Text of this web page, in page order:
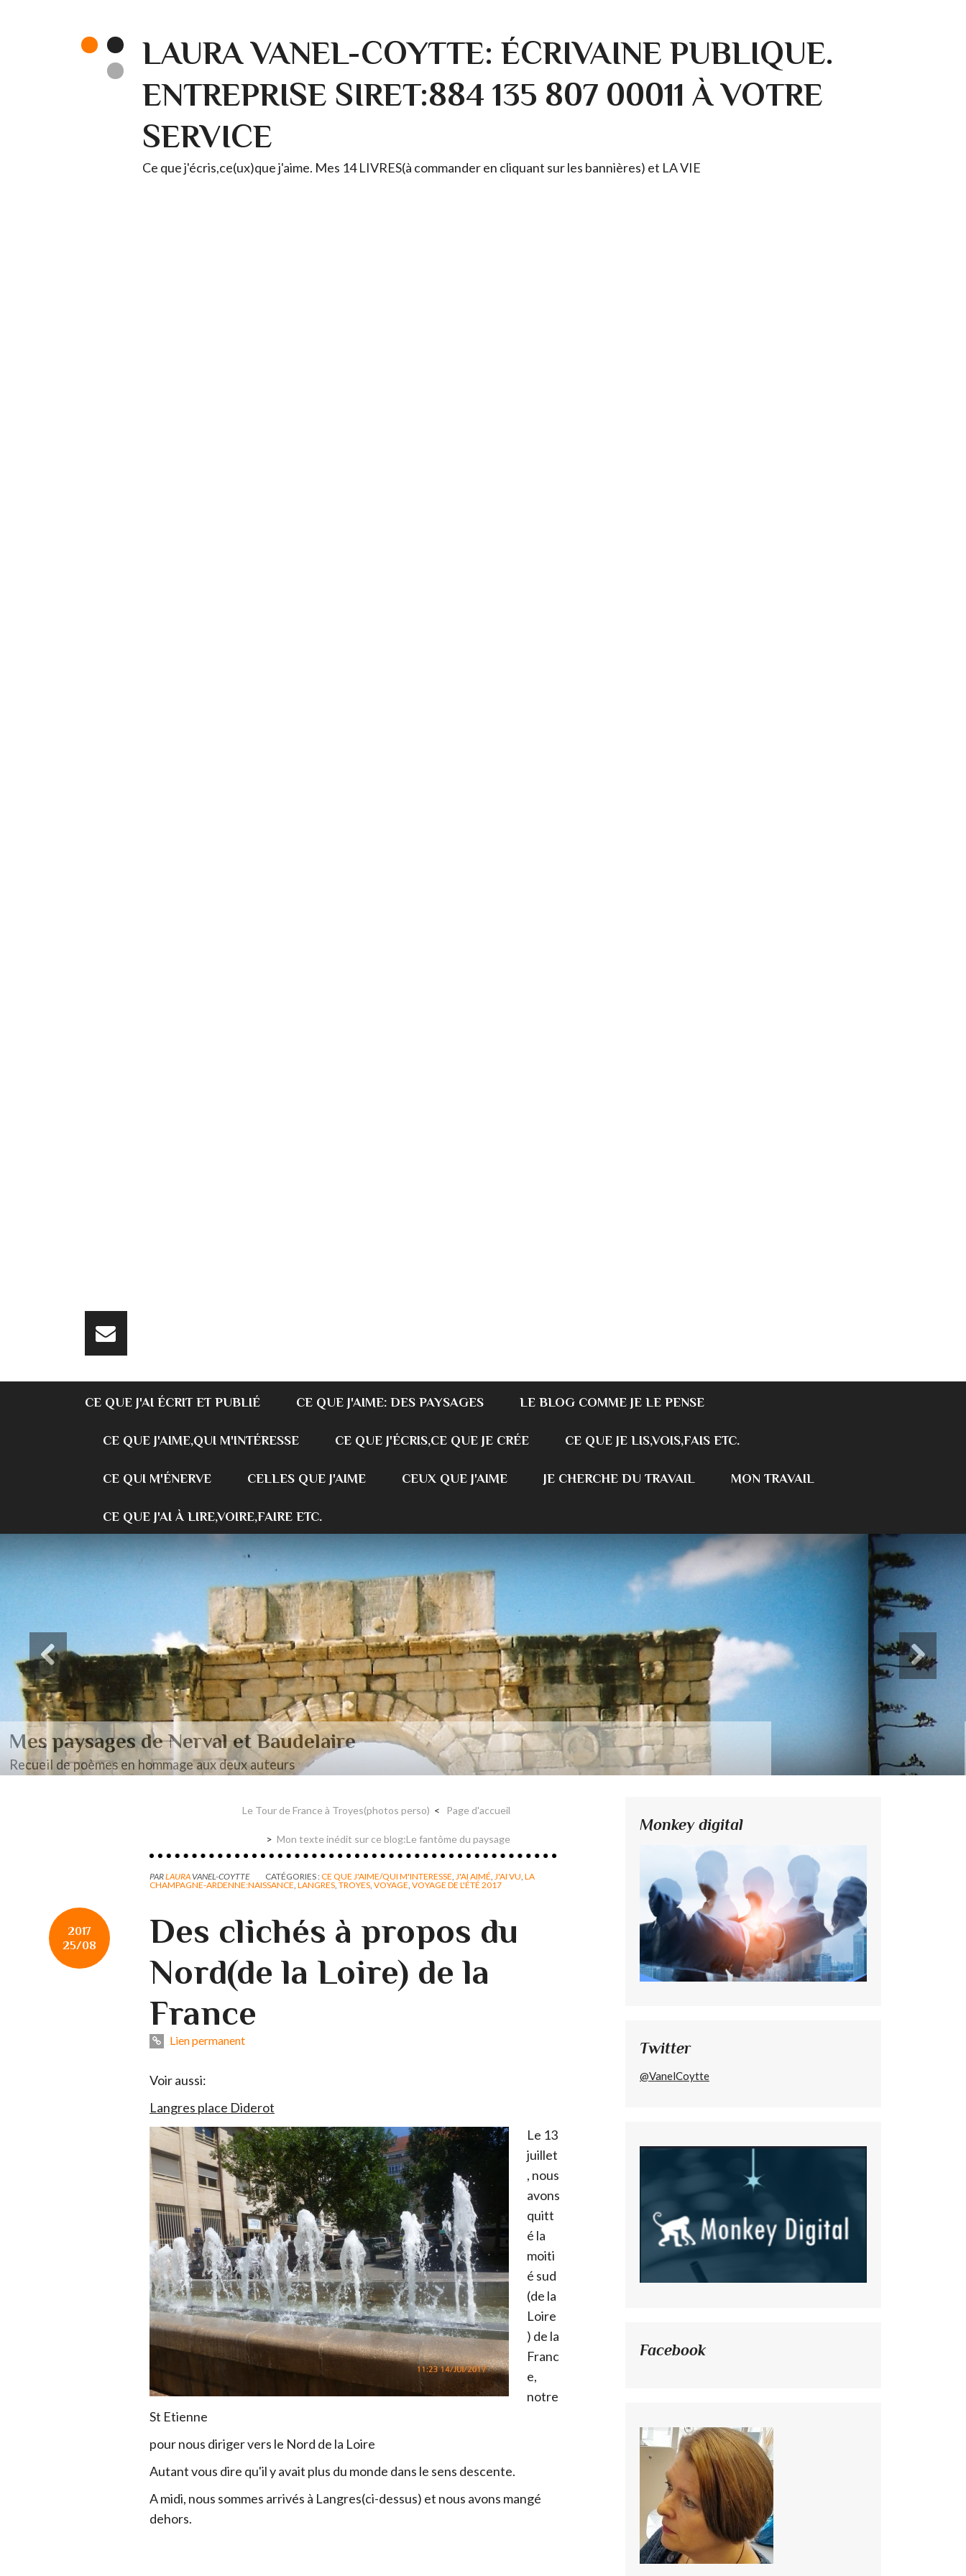
LAURA VANEL-COYTTE: ÉCRIVAINE PUBLIQUE.
ENTREPRISE SIRET:884 135 807 00011 À VOTRE
SERVICE
Ce que j'écris,ce(ux)que j'aime. Mes 14 LIVRES(à commander en cliquant sur les bannières) et LA VIE
CE QUE J'AI ÉCRIT ET PUBLIÉ CE QUE J'AIME: DES PAYSAGES LE BLOG COMME JE LE PENSE
CE QUE J'AIME,QUI M'INTÉRESSE CE QUE J'ÉCRIS,CE QUE JE CRÉE CE QUE JE LIS,VOIS,FAIS ETC.
CE QUI M'ÉNERVE CELLES QUE J'AIME CEUX QUE J'AIME JE CHERCHE DU TRAVAIL MON TRAVAIL
CE QUE J'AI À LIRE,VOIRE,FAIRE ETC.
Des paysages de Baudelaire et Nerval
Mon mémoire de maîtrise
Le Tour de France à Troyes(photos perso) Page d'accueil
Mon texte inédit sur ce blog:Le fantôme du paysage
PARLAURA VANEL-COYTTE CATÉGORIES :CE QUE J'AIME/QUI M'INTERESSE J'AI AIMÉ J'AI VU LA
CHAMPAGNE-ARDENNE:NAISSANCE LANGRES TROYES VOYAGE VOYAGE DE L'ÉTÉ 2017
2017
25/08
Des clichés à propos du
Nord(de la Loire) de la
France
Lien permanent
Voir aussi:
Langres place Diderot
Le 13
juillet
, nous
avons
quitt
é la
moiti
é sud
(de la
Loire
) de la
Franc
e,
notre
St Etienne
pour nous diriger vers le Nord de la Loire
Autant vous dire qu'il y avait plus du monde dans le sens descente.
A midi, nous sommes arrivés à Langres(ci-dessus) et nous avons mangé
dehors.
Monkey digital
Twitter
@VanelCoytte
Facebook